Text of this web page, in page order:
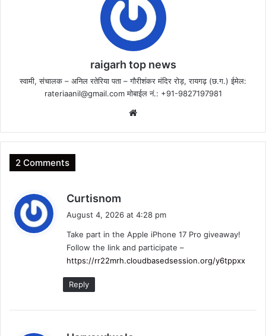
raigarh top news
स्वामी, संचालक – अनिल रतेरिया पता – गौरीशंकर मंदिर रोड़, रायगढ़ (छ.ग.) ईमेल:
rateriaanil@gmail.comमोबाईल नं.: +91-9827197981
2 Comments
Curtisnom
a
s
:
August 4, 2026 at 4:28 pm
Take part in the Apple iPhone 17 Pro giveaway!
Follow the link and participate –
https://rr22mrh.cloudbasedsession.org/y6tppxx
Reply